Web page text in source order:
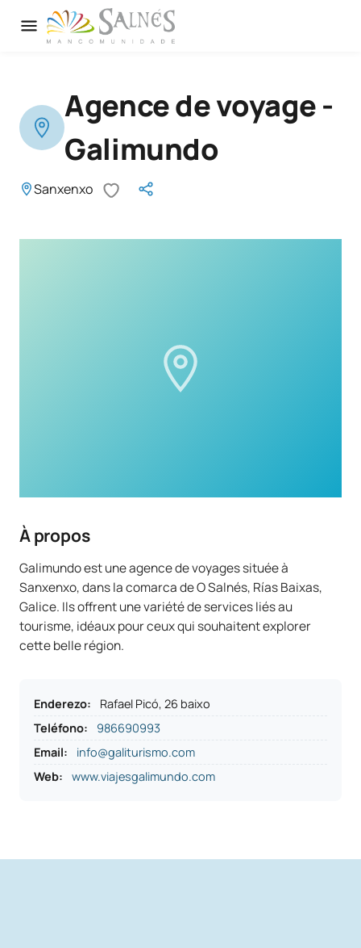
Agence de voyage -
Galimundo
Sanxenxo
À propos
Galimundo est une agence de voyages située à
Sanxenxo, dans la comarca de O Salnés, Rías Baixas,
Galice. Ils offrent une variété de services liés au
tourisme, idéaux pour ceux qui souhaitent explorer
cette belle région.
Enderezo:
Rafael Picó, 26 baixo
Teléfono:
986690993
Email:
info@galiturismo.com
Web:
www.viajesgalimundo.com